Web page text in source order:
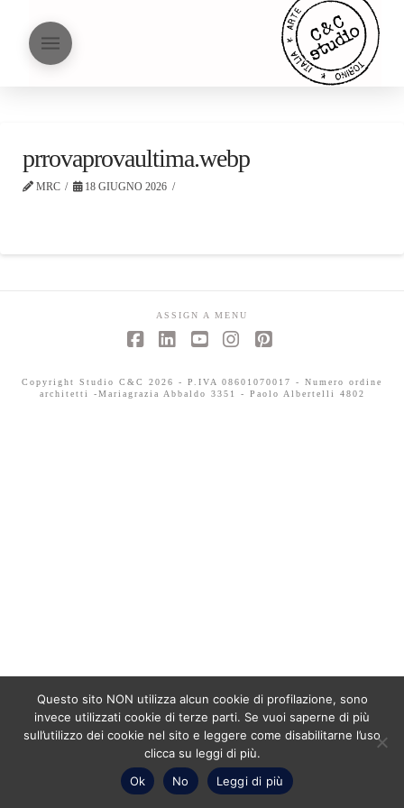
prrovaprovaultima.webp
MRC 18 GIUGNO 2026
ASSIGN A MENU
Copyright Studio C&C 2026 - P.IVA 08601070017 - Numero ordine
architetti -Mariagrazia Abbaldo 3351 - Paolo Albertelli 4802
Questo sito NON utilizza alcun cookie di profilazione, sono
invece utilizzati cookie di terze parti. Se vuoi saperne di più
sull’utilizzo dei cookie nel sito e leggere come disabilitarne l’uso
clicca su leggi di più.
Ok
No Leggi di più